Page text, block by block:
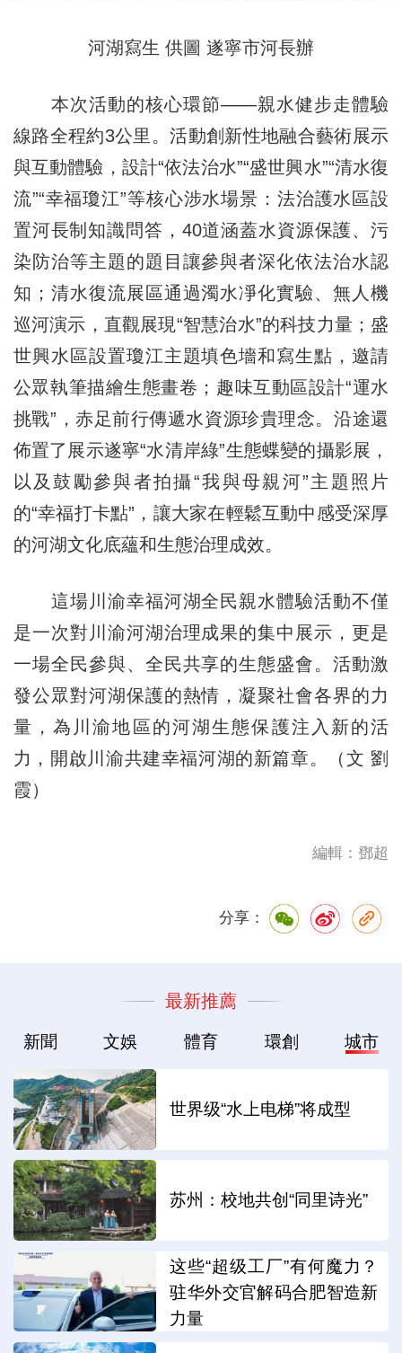
河湖寫生 供圖 遂寧市河長辦
本次活動的核心環節——親水健步走體驗
線路全程約3公里。活動創新性地融合藝術展示
與互動體驗，設計“依法治水”“盛世興水”“清水復
流”“幸福瓊江”等核心涉水場景：法治護水區設
置河長制知識問答，40道涵蓋水資源保護、污
染防治等主題的題目讓參與者深化依法治水認
知；清水復流展區通過濁水凈化實驗、無人機
巡河演示，直觀展現“智慧治水”的科技力量；盛
世興水區設置瓊江主題填色墻和寫生點，邀請
公眾執筆描繪生態畫卷；趣味互動區設計“運水
挑戰”，赤足前行傳遞水資源珍貴理念。沿途還
佈置了展示遂寧“水清岸綠”生態蝶變的攝影展，
以及鼓勵參與者拍攝“我與母親河”主題照片
的“幸福打卡點”，讓大家在輕鬆互動中感受深厚
的河湖文化底蘊和生態治理成效。
這場川渝幸福河湖全民親水體驗活動不僅
是一次對川渝河湖治理成果的集中展示，更是
一場全民參與、全民共享的生態盛會。活動激
發公眾對河湖保護的熱情，凝聚社會各界的力
量，為川渝地區的河湖生態保護注入新的活
力，開啟川渝共建幸福河湖的新篇章。（文 劉
霞）
編輯：鄧超
分享：
最新推薦
新聞 文娛 體育 環創 城市
世界级“水上电梯”将成型
苏州：校地共创“同里诗光”
这些“超级工厂”有何魔力？
驻华外交官解码合肥智造新
力量